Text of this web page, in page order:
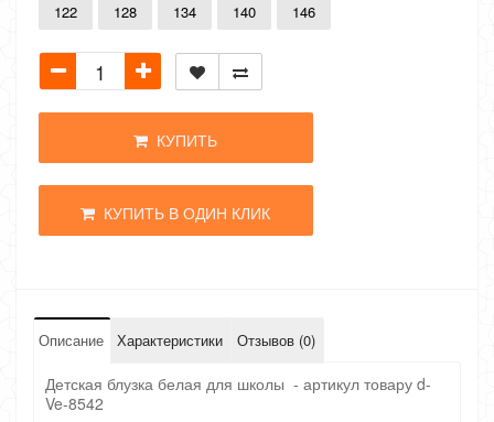
122
128 134 140 146
КУПИТЬ
КУПИТЬ В ОДИН КЛИК
Описание Характеристики Отзывов (0)
Детская блузка белая для школы - артикул товару d-
Ve-8542